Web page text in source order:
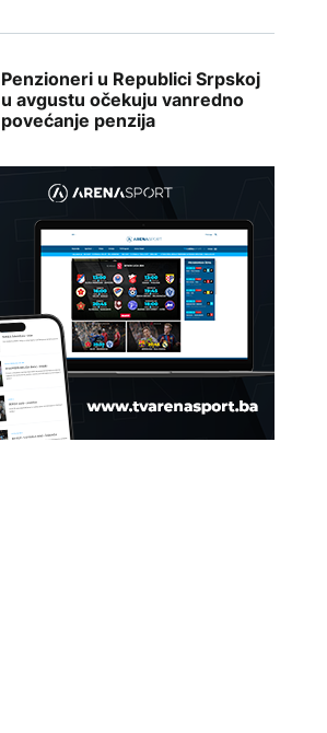
Penzioneri u Republici Srpskoj
u avgustu očekuju vanredno
povećanje penzija